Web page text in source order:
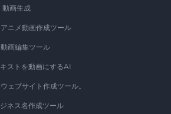
動画生成
ニメ動画作成ツール
画編集ツール
ストを動画にするAI
ェブサイト作成ツール。
ネス名作成ツール